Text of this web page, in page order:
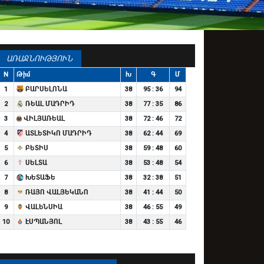
ԱՌԱՋՆՈՒԹՅՈՒՆ
N Թիմ Խ Գ
Մ
1
ԲԱՐՍԵԼՈՆԱ 38 95 : 36
94
2
ՌԵԱԼ ՄԱԴՐԻԴ 38 77 : 35
86
3
ՎԻԼՅԱՌԵԱԼ 38 72 : 46
72
4
ԱՏԼԵՏԻԿՈ ՄԱԴՐԻԴ 38 62 : 44
69
5
ԲԵՏԻՍ 38 59 : 48
60
6
ՍԵԼՏԱ 38 53 : 48
54
7
ԽԵՏԱՖԵ 38 32 : 38
51
8
ՌԱՅՈ ՎԱԼՅԵԿԱՆՈ 38 41 : 44
50
9
ՎԱԼԵՆՍԻԱ 38 46 : 55
49
10
ԷՍՊԱՆՅՈԼ 38 43 : 55 46